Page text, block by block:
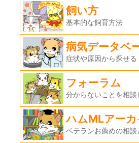
飼い方
基本的な飼育方法
病気データベ
症状や原因から探せる
フォーラム
分からないことを相談
ハムMLアー
ベテランお薦めの相談